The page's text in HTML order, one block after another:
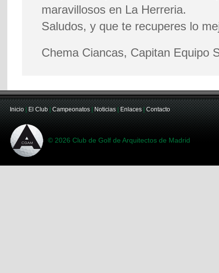
maravillosos en La Herreria.
Saludos, y que te recuperes lo
Chema Ciancas, Capitan Equipo
Inicio|El Club|Campeonatos| Noticias| Enlaces| Contacto
© 2026 Club de Golf de Arquitectos de Madrid